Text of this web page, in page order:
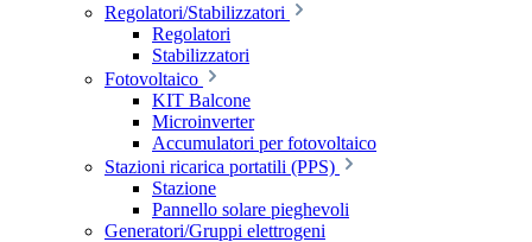
Regolatori/Stabilizzatori
Regolatori
Stabilizzatori
Fotovoltaico
KIT Balcone
Microinverter
Accumulatori per fotovoltaico
Stazioni ricarica portatili (PPS)
Stazione
Pannello solare pieghevoli
Generatori/Gruppi elettrogeni